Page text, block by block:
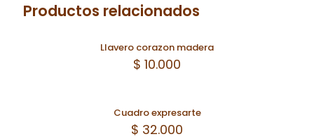
Productos relacionados
Llavero corazon madera
$ 10.000
Cuadro expresarte
$ 32.000